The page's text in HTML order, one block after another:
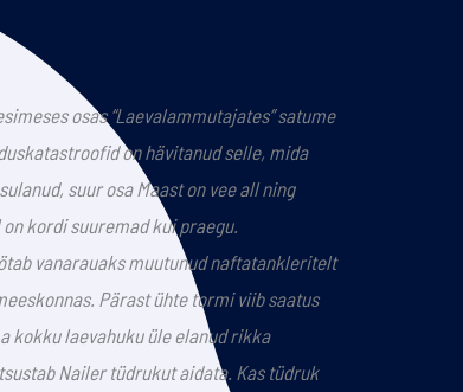
osas “Laevalammutajates” satume
on hävitanud selle, mida
suur osa Maast on vee all ning
kordi suuremad kui praegu.
vanarauaks muutunud naftatankleritelt
Pärast ühte tormi viib saatus
kokku laevahuku üle elanud rikka
Nailer tüdrukut aidata. Kas tüdruk